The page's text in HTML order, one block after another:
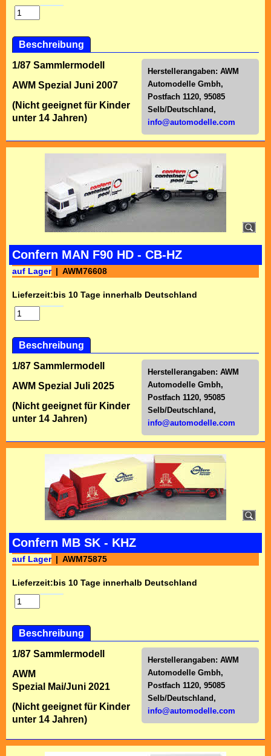
Beschreibung
Herstellerangaben: AWM
Automodelle Gmbh,
Postfach 1120, 95085
Selb/Deutschl and,
info@automodelle.com
1/87 Sammlermodell
AWM Spezial Juni 2007
(Nicht geeignet für Kinder
unter 14 Jahren)
Confern MAN F90 HD - CB-HZ
auf Lager AWM76608
Lieferzeit:bis 10 Tage innerhalb Deutschland
Beschreibung
Herstellerangaben: AWM
Automodelle Gmbh,
Postfach 1120, 95085
Selb/Deutschl and,
info@automodelle.com
1/87 Sammlermodell
AWM Spezial Juli 2025
(Nicht geeignet für Kinder
unter 14 Jahren)
Confern MB SK - KHZ
auf Lager AWM75875
Lieferzeit:bis 10 Tage innerhalb Deutschland
Beschreibung
Herstellerangaben: AWM
Automodelle Gmbh,
Postfach 1120, 95085
Selb/Deutschl and,
info@automodelle.com
1/87 Sammlermodell
AWM
Spezial Mai/Juni 2021
(Nicht geeignet für Kinder
unter 14 Jahren)